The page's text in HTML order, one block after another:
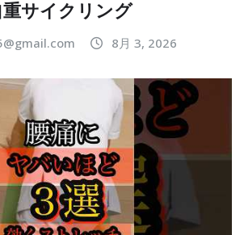
サイクリング
8月 3, 2026